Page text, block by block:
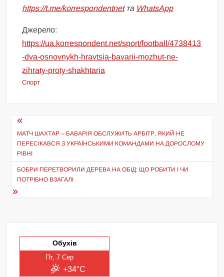
https://t.me/korrespondentnetта WhatsApp
Джерело:
https://ua.korrespondent.net/sport/football/4738413
-dva-osnovnykh-hravtsia-bavarii-mozhut-ne-
zihraty-proty-shakhtaria
Спорт
Навігація
записів
МАТЧ ШАХТАР – БАВАРІЯ ОБСЛУЖИТЬ АРБІТР, ЯКИЙ НЕ
ПЕРЕСІКАВСЯ З УКРАЇНСЬКИМИ КОМАНДАМИ НА ДОРОСЛОМУ
РІВНІ
БОБРИ ПЕРЕТВОРИЛИ ДЕРЕВА НА ОБІД: ЩО РОБИТИ І ЧИ
ПОТРІБНО ВЗАГАЛІ
Обухів
Пт, 7 Сер
+34°C